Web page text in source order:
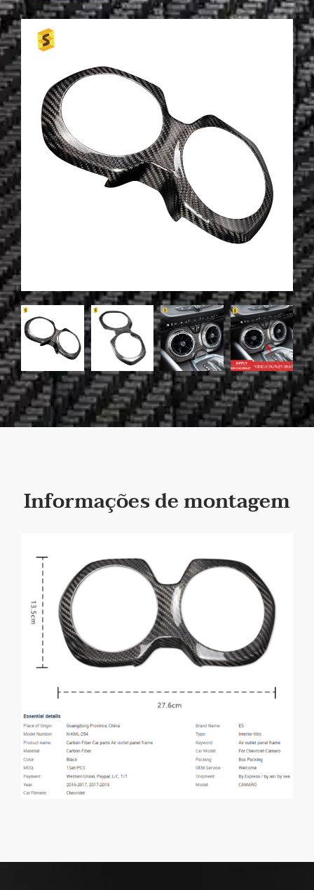
Informações de montagem